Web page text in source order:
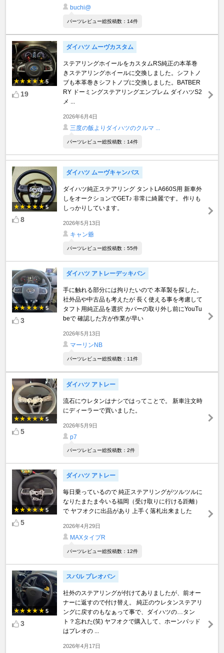
buchi@
パーツレビュー総投稿数：14件
5
19
ダイハツ ムーヴカスタム
ステアリングホイールをカスタムRS純正の本革巻
きステアリングホイールに交換しました。シフトノ
ブも本革巻きシフトノブに交換しました。BATBER
RY ドーミングステアリングエンブレム ダイハツS2
メ ...
2026年6月4日
三度の飯よりダイハツのクルマ ...
パーツレビュー総投稿数：14件
5
8
ダイハツ ムーヴキャンバス
ダイハツ純正ステアリング タントLA660S用 新車外
しをオークションでGET♪ 非常に綺麗です。 作りも
しっかりしています。
2026年5月13日
キャン爺
パーツレビュー総投稿数：55件
5
3
ダイハツ アトレーデッキバン
手に触れる部分には拘りたいので 本革製を探した。
社外品や中古品も考えたが 長く使える事を考慮して
タフト用純正品を選択 カバーの取り外し前にYouTu
beで 確認した方が作業が早い
2026年5月13日
マーリンNB
パーツレビュー総投稿数：11件
5
5
ダイハツ アトレー
流石にウレタンはナシではってことで。 新車注文時
にディーラーで買いました。
2026年5月9日
p7
パーツレビュー総投稿数：2件
5
5
ダイハツ アトレー
毎日乗っているので 純正ステアリングがツルツルに
なりたまたま今いる福岡（受け取りに行ける距離）
で ヤフオクに出品があり 上手く落札出来ました
2026年4月29日
MAXタイプR
パーツレビュー総投稿数：12件
5
3
スバル プレオバン
社外のステアリングが付けてありましたが、前オー
ナーに返すので付け替え。 純正のウレタンステアリ
ングに戻すのもなぁって事で、ダイハツの…タン
ト？忘れた(笑) ヤフオクで購入して、ホーンパッド
はプレオの ...
2026年4月17日